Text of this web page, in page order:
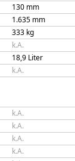
130 mm
1.635 mm
333 kg
k.A.
18,9 Liter
k.A.
k.A.
k.A.
k.A.
k.A.